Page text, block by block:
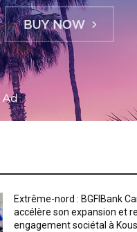
Extrême-nord : BGFIBank
accélère son expansion et
engagement sociétal à